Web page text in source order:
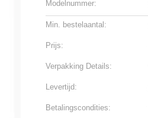
Modelnummer:
Min. bestelaantal:
Prijs:
Verpakking Details:
Levertijd:
Betalingscondities: